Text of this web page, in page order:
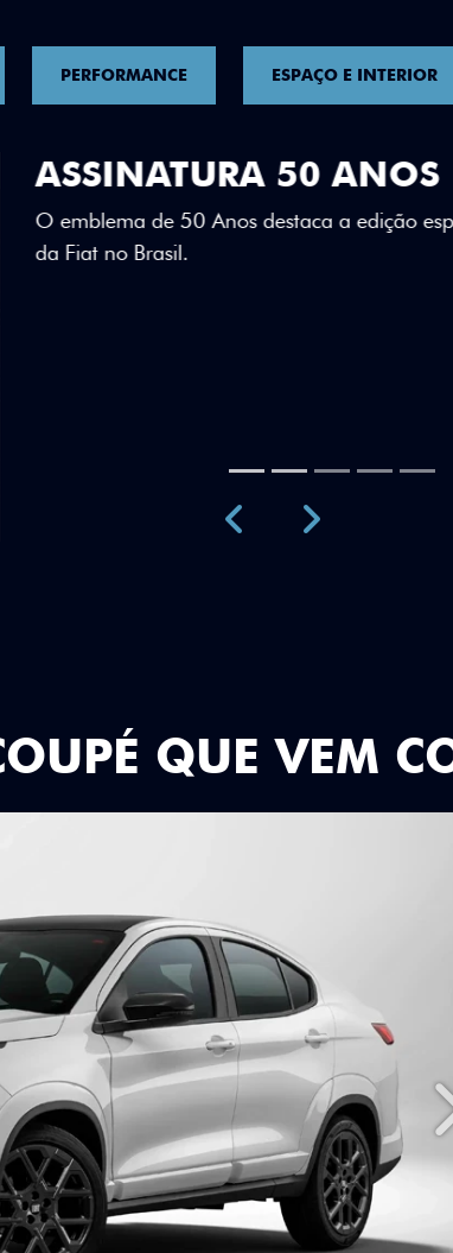
PERFORMANCE ESPAÇO E INTERIOR
DESIGN QUE
Teto bicolor, adesivos
PreviousNext
QUE VEM